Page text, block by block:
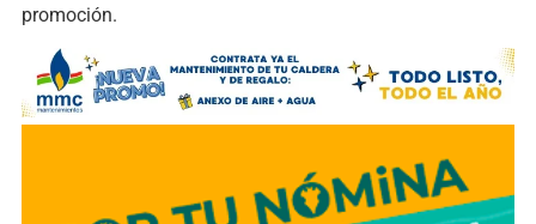
promoción.